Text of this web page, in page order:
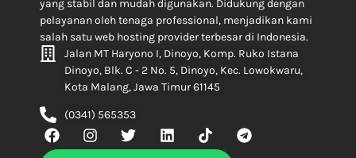
yang stabil dan mudah digunakan. Didukung dengan
pelayanan oleh tenaga professional, menjadikan kami
salah satu web hosting provider terbesar di Indonesia.
Jalan MT Haryono I, Dinoyo, Komp. Ruko Istana
Dinoyo, Blk. C - 2 No. 5, Dinoyo, Kec. Lowokwaru,
Kota Malang, Jawa Timur 61145
(0341) 565353